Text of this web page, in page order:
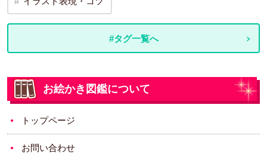
#タグ一覧へ
お絵かき図鑑について
トップページ
お問い合わせ